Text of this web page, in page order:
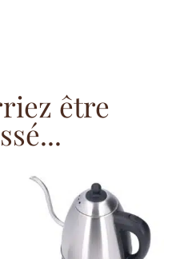
être